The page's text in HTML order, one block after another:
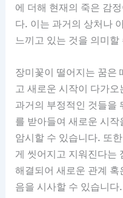
에 더해 현재의 죽은 감
다. 이는 과거의 상처나
느끼고 있는 것을 의미할
장미꽃이 떨어지는 꿈은
고 새로운 시작이 다가
과거의 부정적인 것들을
를 받아들여 새로운 시
암시할 수 있습니다. 또
게 씻어지고 지워진다는
해결되어 새로운 관계
음을 시사할 수 있습니다.